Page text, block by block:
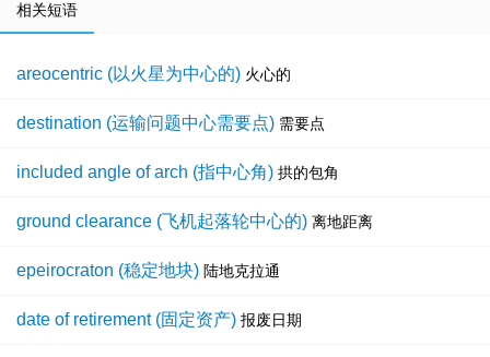
相关短语
areocentric (以火星为中心的) 火心的
destination (运输问题中心需要点) 需要点
included angle of arch (指中心角) 拱的包角
ground clearance (飞机起落轮中心的) 离地距离
epeirocraton (稳定地块) 陆地克拉通
date of retirement (固定资产) 报废日期